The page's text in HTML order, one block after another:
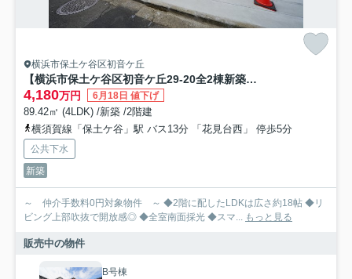
横浜市保土ケ谷区初音ケ丘
【横浜市保土ケ谷区初音ケ丘29-20全2棟新築戸建て】★仲介手数料無料★（初音が丘小学校・橘中学校）
4,180万円 6月18日 値下げ
89.42㎡ (4LDK) /新築 /2階建
横須賀線「保土ケ谷」駅 バス13分 「花見台西」 停歩5分
公共下水
新築
～ 仲介手数料0円対象物件 ～ ◆2階に配したLDKは広さ約18帖 ◆リ
ビング上部吹抜で開放感◎ ◆全室南面採光 ◆スマ...
もっと見る
販売中の物件
B号棟